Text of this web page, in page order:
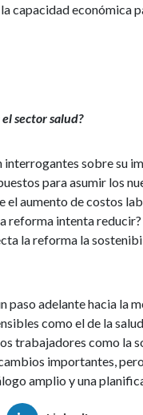
capacidad económica
sector salud?
sobre su
para asumir los
aumento de costos
reforma intenta
la reforma la
adelante hacia la
como el de la
trabajadores como la
importantes,
amplio y una